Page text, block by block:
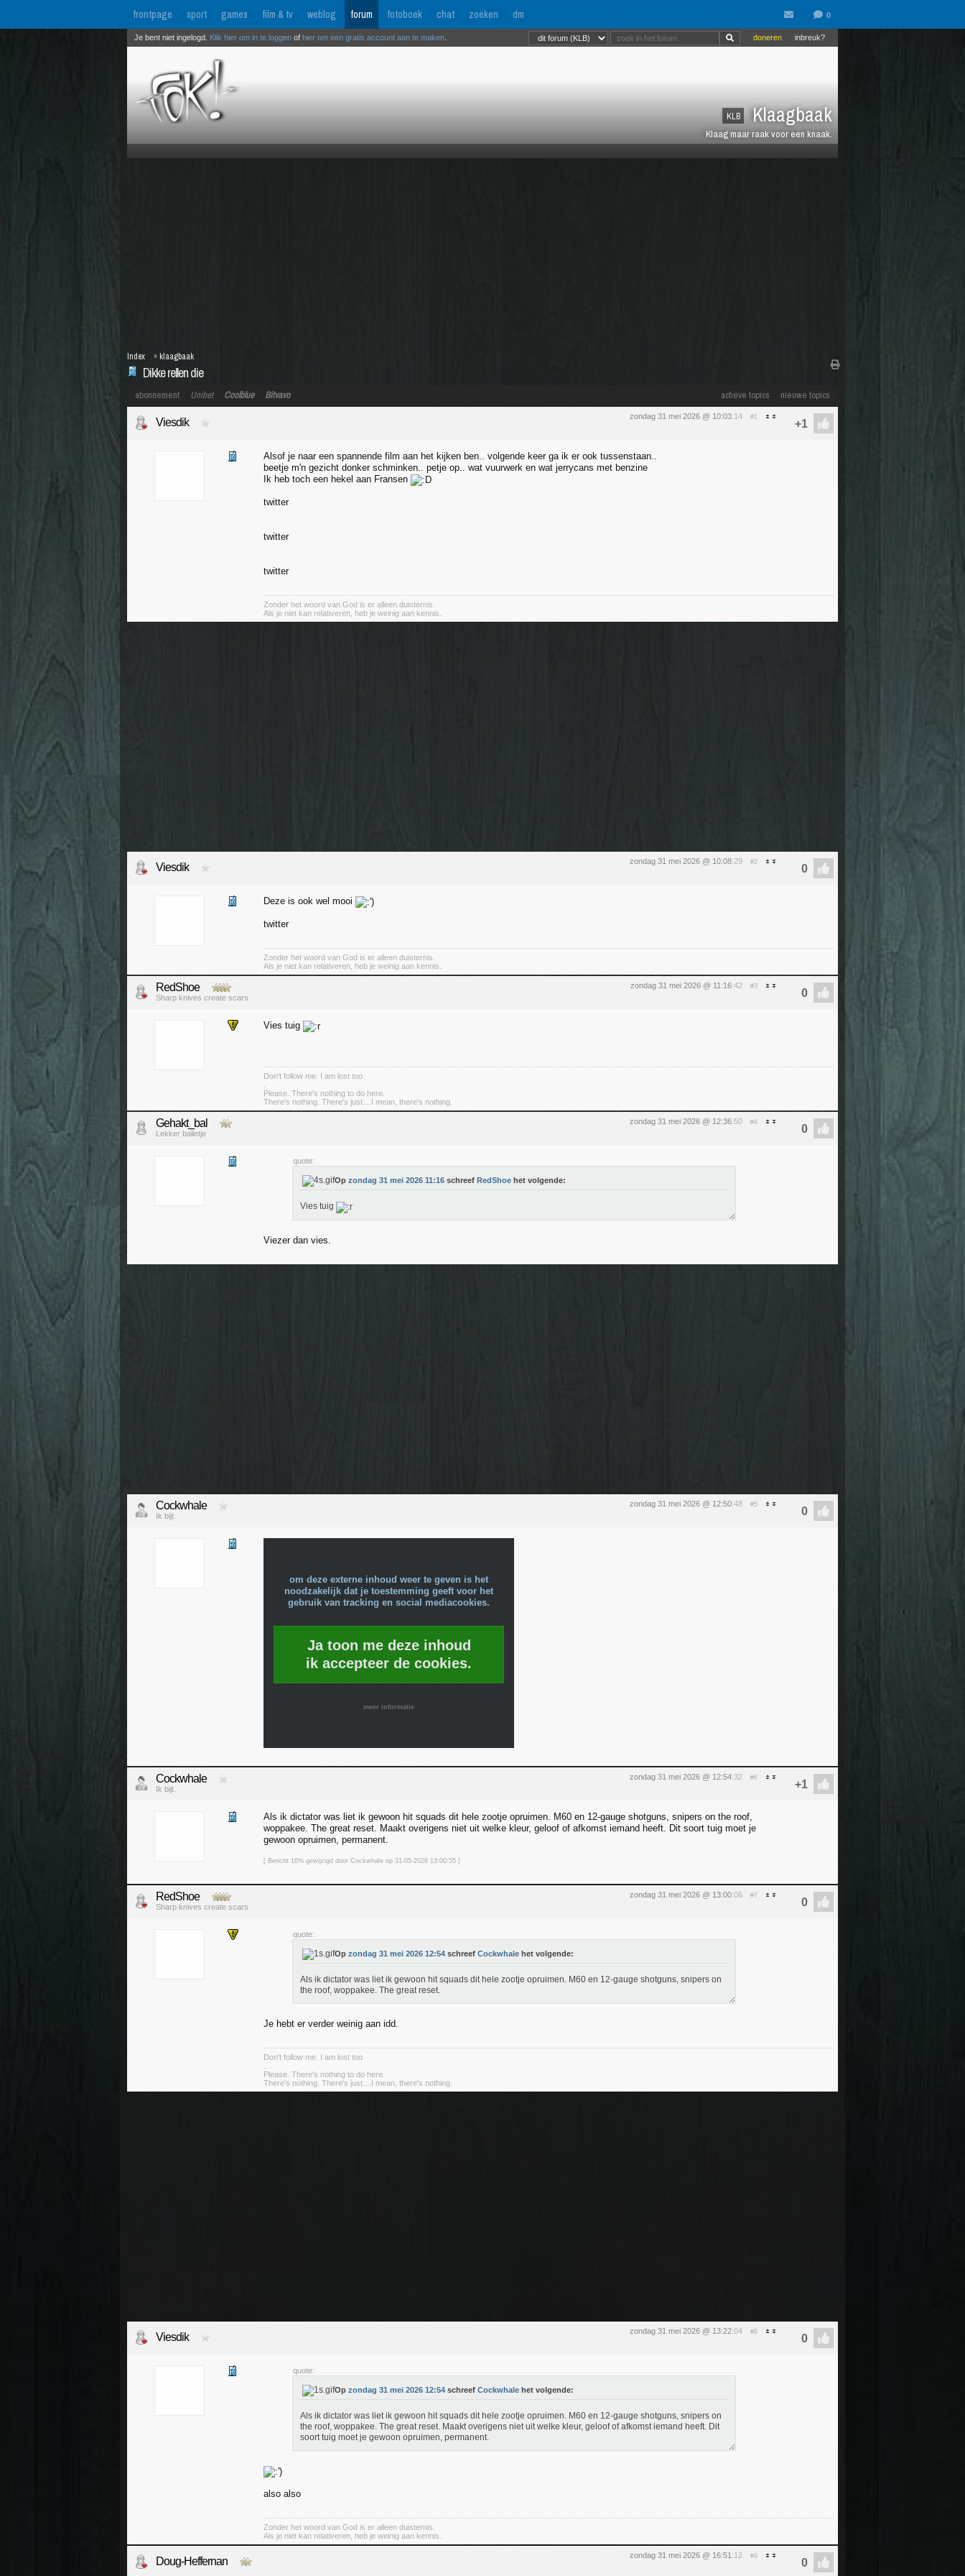
frontpage sport games film & tv weblog forum fotoboek chat zoeken dm
KLB Klaagbaak
Klaag maar raak voor een knaak.
inbreuk?
doneren
Je bent niet ingelogd. Klik hier om in te loggen of hier om een gratis account aan te maken
Dikke rellen die
Index »klaagbaak
actieve topics nieuwe topics
abonnement Unibet Coolblue Bitvavo
zondag 31 mei 2026 @ 10:03:14 #1
Viesdik
Alsof je naar een spannende film aan het kijken ben.. volgende keer ga ik er ook tussenstaan..
beetje m'n gezicht donker schminken.. petje op.. wat vuurwerk en wat jerrycans met benzine
Ik heb toch een hekel aan Fransen
twitter
twitter
twitter
Zonder het woord van God is er alleen duisternis.
Als je niet kan relativeren, heb je weinig aan kennis.
zondag 31 mei 2026 @ 10:08:29 #2
Viesdik
Deze is ook wel mooi
twitter
Zonder het woord van God is er alleen duisternis.
Als je niet kan relativeren, heb je weinig aan kennis.
zondag 31 mei 2026 @ 11:16:42 #3
RedShoe
Sharp knives create scars
Vies tuig
Don't follow me. I am lost too
Please. There's nothing to do here.
There's nothing. There's just....I mean, there's nothing.
zondag 31 mei 2026 @ 12:36:50 #4
Gehakt_bal
Lekker balletje
quote:
Op zondag 31 mei 2026 11:16 schreef RedShoe het volgende:
Vies tuig
Viezer dan vies.
zondag 31 mei 2026 @ 12:50:48 #5
Cockwhale
Ik bijt.
om deze externe inhoud weer te geven is het
noodzakelijk dat je toestemming geeft voor het
gebruik van tracking en social mediacookies.
Ja toon me deze inhoud
ik accepteer de cookies.
meer informatie
zondag 31 mei 2026 @ 12:54:32 #6
Cockwhale
Ik bijt.
Als ik dictator was liet ik gewoon hit squads dit hele zootje opruimen. M60 en 12-gauge shotguns, snipers on the roof,
woppakee. The great reset. Maakt overigens niet uit welke kleur, geloof of afkomst iemand heeft. Dit soort tuig moet je
gewoon opruimen, permanent.
[ Bericht 16% gewijzigd door Cockwhale op 31-05-2026 13:00:55 ]
zondag 31 mei 2026 @ 13:00:06 #7
RedShoe
Sharp knives create scars
quote:
Op zondag 31 mei 2026 12:54 schreef Cockwhale het volgende:
Als ik dictator was liet ik gewoon hit squads dit hele zootje opruimen. M60 en 12-gauge shotguns, snipers on
the roof, woppakee. The great reset.
Je hebt er verder weinig aan idd.
Don't follow me. I am lost too
Please. There's nothing to do here.
There's nothing. There's just....I mean, there's nothing.
zondag 31 mei 2026 @ 13:22:04 #8
Viesdik
quote:
Op zondag 31 mei 2026 12:54 schreef Cockwhale het volgende:
Als ik dictator was liet ik gewoon hit squads dit hele zootje opruimen. M60 en 12-gauge shotguns, snipers on
the roof, woppakee. The great reset. Maakt overigens niet uit welke kleur, geloof of afkomst iemand heeft. Dit
soort tuig moet je gewoon opruimen, permanent.
also also
Zonder het woord van God is er alleen duisternis.
Als je niet kan relativeren, heb je weinig aan kennis.
zondag 31 mei 2026 @ 16:51 :12 #9
Doug-Heffernan